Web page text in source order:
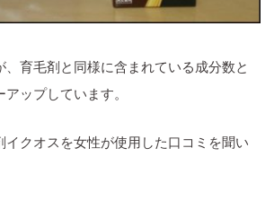
、育毛剤と同様に含まれている成分数と
ップしています。
イクオスを女性が使用した口コミを聞い